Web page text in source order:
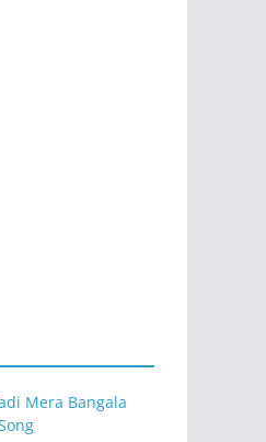
Mera Bangala